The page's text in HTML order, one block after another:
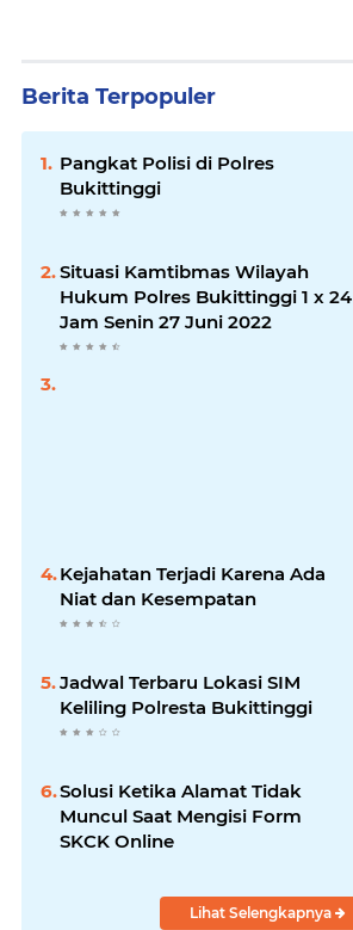
Berita Terpopuler
Pangkat Polisi di Polres
Bukittinggi
Situasi Kamtibmas Wilayah
Hukum Polres Bukittinggi 1 x 24
Jam Senin 27 Juni 2022
Kejahatan Terjadi Karena Ada
Niat dan Kesempatan
Jadwal Terbaru Lokasi SIM
Keliling Polresta Bukittinggi
Solusi Ketika Alamat Tidak
Muncul Saat Mengisi Form
SKCK Online
Lihat Selengkapnya